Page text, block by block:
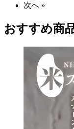
次へ »
おすすめ商